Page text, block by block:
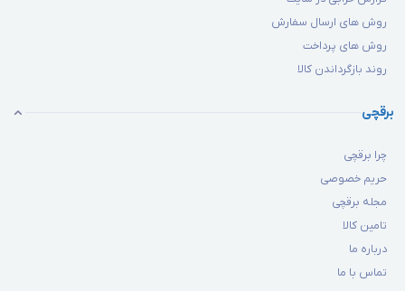
روش های ارسال سفارش
روش های پرداخت
روند بازگرداندن کالا
برقچی
چرا برقچی
حریم خصوصی
مجله برقچی
تامین کالا
درباره ما
تماس با ما